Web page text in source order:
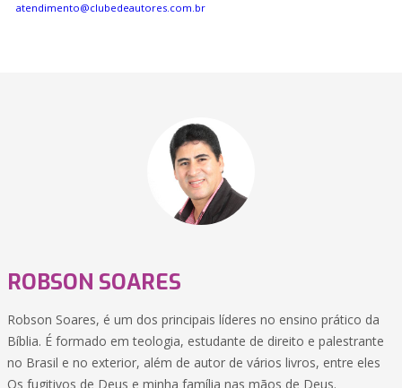
atendimento@clubedeautores.com.br
ROBSON SOARES
Robson Soares, é um dos principais líderes no ensino prático da
Bíblia. É formado em teologia, estudante de direito e palestrante
no Brasil e no exterior, além de autor de vários livros, entre eles
Os fugitivos de Deus e minha família nas mãos de Deus.